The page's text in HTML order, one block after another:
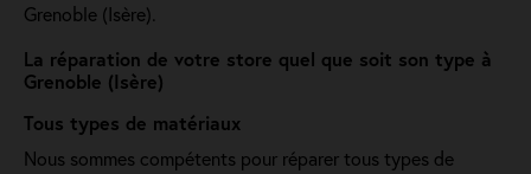
Grenoble (Isère).
La réparation de votre store quel que soit son type à
Grenoble (Isère)
Tous types de matériaux
Nous sommes compétents pour réparer tous types de